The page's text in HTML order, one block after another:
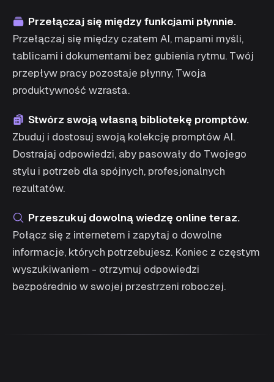
Przełączaj się między funkcjami płynnie.
Przełączaj się między czatem AI, mapami myśli,
tablicami i dokumentami bez gubienia rytmu. Twój
przepływ pracy pozostaje płynny, Twoja
produktywność wzrasta.
Stwórz swoją własną bibliotekę promptów.
Zbuduj i dostosuj swoją kolekcję promptów AI.
Dostrajaj odpowiedzi, aby pasowały do Twojego
stylu i potrzeb dla spójnych, profesjonalnych
rezultatów.
Przeszukuj dowolną wiedzę online teraz.
Połącz się z internetem i zapytaj o dowolne
informacje, których potrzebujesz. Koniec z częstym
wyszukiwaniem - otrzymuj odpowiedzi
bezpośrednio w swojej przestrzeni roboczej.